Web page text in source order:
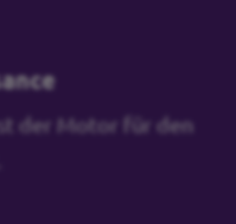
der Motor für den